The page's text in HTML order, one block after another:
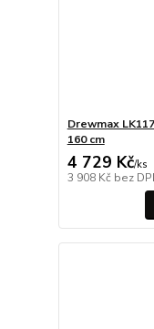
Drewmax
160 cm
4 729 Kč/ks
3 908 Kč bez